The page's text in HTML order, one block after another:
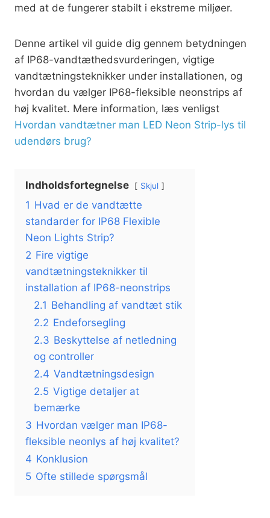
med at de fungerer stabilt i ekstreme miljøer.
Denne artikel vil guide dig gennem betydningen
af IP68-vandtæthedsvurderingen, vigtige
vandtætningsteknikker under installationen, og
hvordan du vælger IP68-fleksible neonstrips af
høj kvalitet. Mere information, læs venligst
Hvordan vandtætner man LED Neon Strip-lys til
udendørs brug?
Indholdsfortegnelse Skjul
1 Hvad er de vandtætte
standarder for IP68 Flexible
Neon Lights Strip?
2 Fire vigtige
vandtætningsteknikker til
installation af IP68-neonstrips
2.1 Behandling af vandtæt stik
2.2 Endeforsegling
2.3 Beskyttelse af netledning
og controller
2.4 Vandtætningsdesign
2.5 Vigtige detaljer at
bemærke
3 Hvordan vælger man IP68-
fleksible neonlys af høj kvalitet?
4 Konklusion
5 Ofte stillede spørgsmål